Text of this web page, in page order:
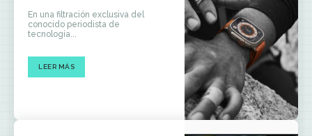
En una filtración exclusiva del
conocido periodista de
tecnología...
LEER MÁS